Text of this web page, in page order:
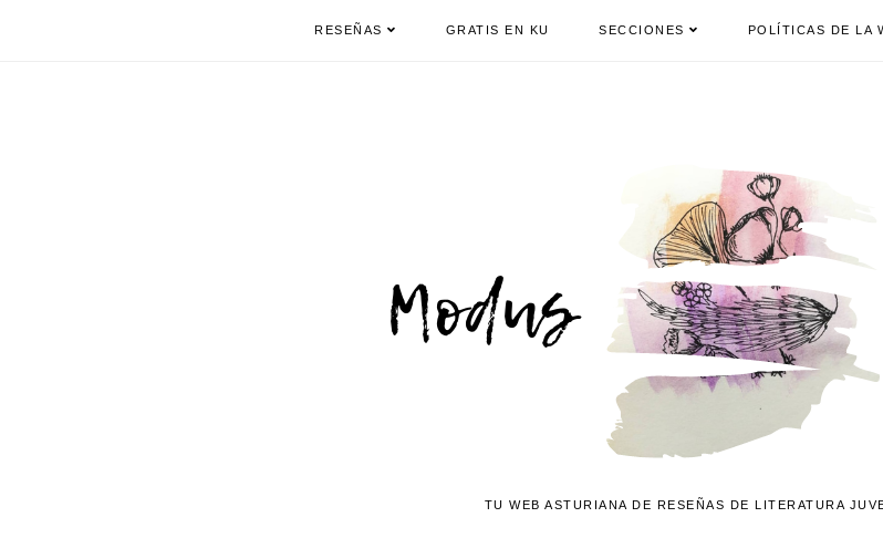
RESEÑAS GRATIS EN KU SECCIONES POLÍTICAS DE LA
TU WEB ASTURIANA DE RESEÑAS DE LITERATURA